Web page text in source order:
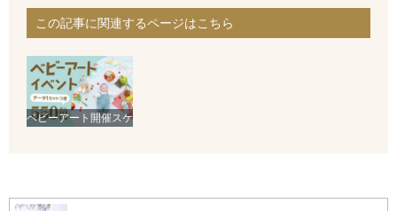
この記事に関連するページはこちら
ベビーアート開催スケ